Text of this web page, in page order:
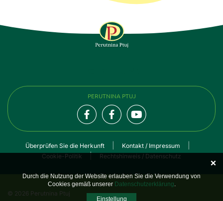
PERUTNINA PTUJ
Überprüfen Sie die Herkunft
Kontakt / Impressum
Cookie-Politik
Rechtshinweis / Datenschutz
© 2026 Perutnina Ptuj
Durch die Nutzung der Website erlauben Sie die Verwendung von
Cookies gemäß unserer Datenschutzerklärung.
Einstellung